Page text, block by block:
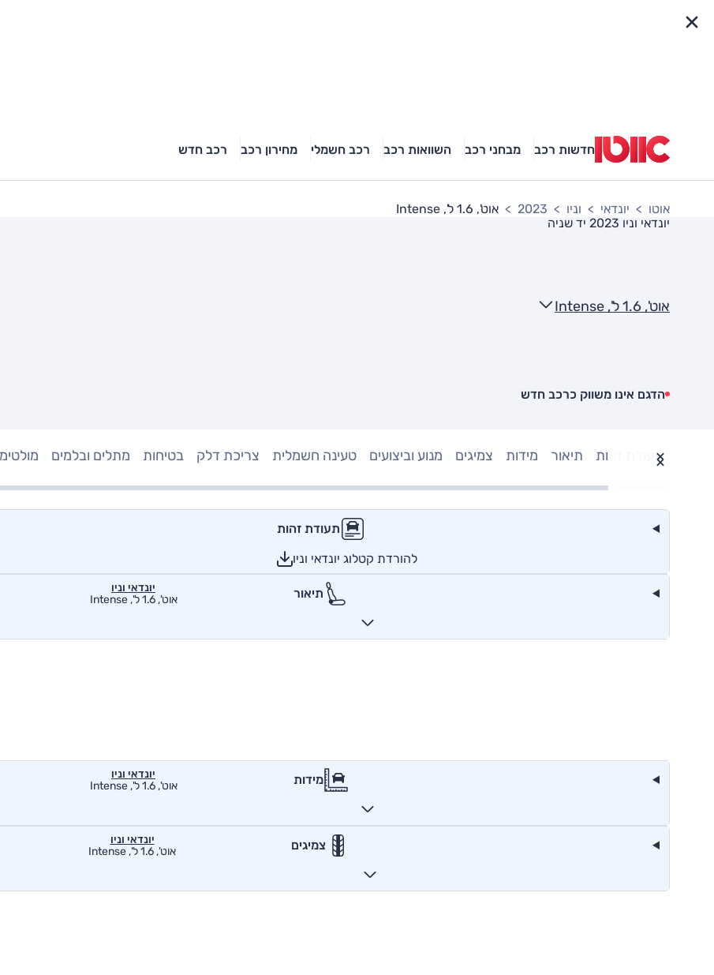
חדשות רכב מבחני רכב השוואות רכב רכב חשמלי מחירון רכב רכב חדש
אוטו יונדאי וניו 2023
אוט', 1.6 ל', Intense
יונדאי וניו 2023
יד שניה
אוט', 1.6 ל', Intense
הדגם אינו משווק כרכב חדש
תעודת זהות תיאור מידות צמיגים מנוע וביצועים טעינה חשמלית צריכת דלק בטיחות מתלים ובלמים
תעודת זהות
להורדת קטלוג יונדאי וניו
תיאור
יונדאי וניו
אוט', 1.6 ל', Intense
מידות
יונדאי וניו
אוט', 1.6 ל', Intense
צמיגים
יונדאי וניו
אוט', 1.6 ל', Intense